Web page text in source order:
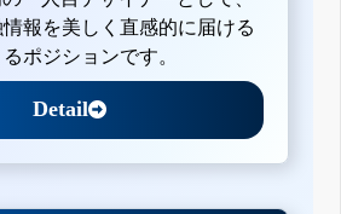
報を美しく直感的に届ける
ポジションです。
Detail